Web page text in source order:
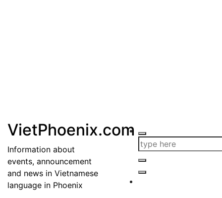
VietPhoenix.com
Information about
events, announcement
and news in Vietnamese
language in Phoenix